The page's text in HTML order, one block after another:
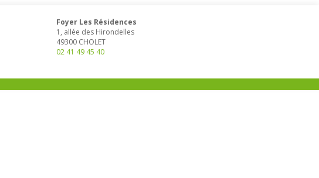
Foyer Les Résidences
1, allée des Hirondelles
49300 CHOLET
02 41 49 45 40